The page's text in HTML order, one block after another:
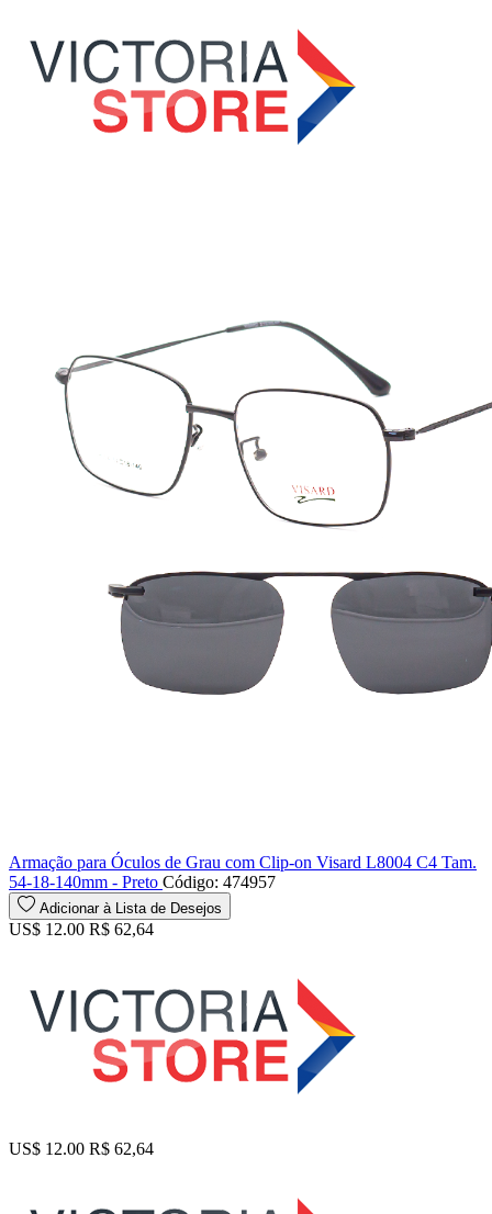
Armação para Óculos de Grau com Clip-on Visard L8004 C4 Tam.
54-18-140mm - Preto Código: 474957
Adicionar à Lista de Desejos
US$ 12.00 R$ 62,64
US$ 12.00 R$ 62,64